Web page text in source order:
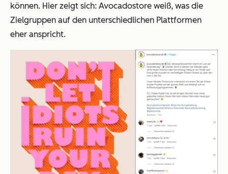
können. Hier zeigt sich: Avocadostore weiß, was die
Zielgruppen auf den unterschiedlichen Plattformen
eher anspricht.